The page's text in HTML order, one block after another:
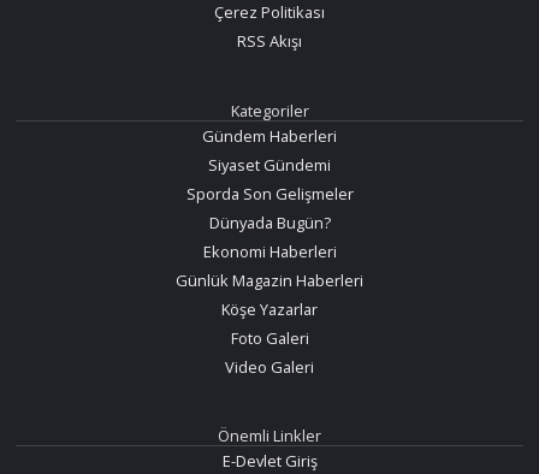
Çerez Politikası
RSS Akışı
Kategoriler
Gündem Haberleri
Siyaset Gündemi
Sporda Son Gelişmeler
Dünyada Bugün?
Ekonomi Haberleri
Günlük Magazin Haberleri
Köşe Yazarlar
Foto Galeri
Video Galeri
Önemli Linkler
E-Devlet Giriş